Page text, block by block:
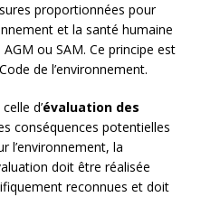
proportionnées pour
et la santé humaine
ou SAM. Ce principe est
de l’environnement.
d’évaluation des
conséquences potentielles
l’environnement, la
doit être réalisée
reconnues et doit